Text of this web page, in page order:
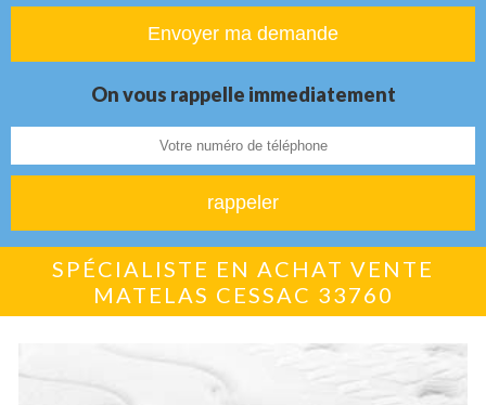
On vous rappelle immediatement
SPÉCIALISTE EN ACHAT VENTE
MATELAS CESSAC 33760